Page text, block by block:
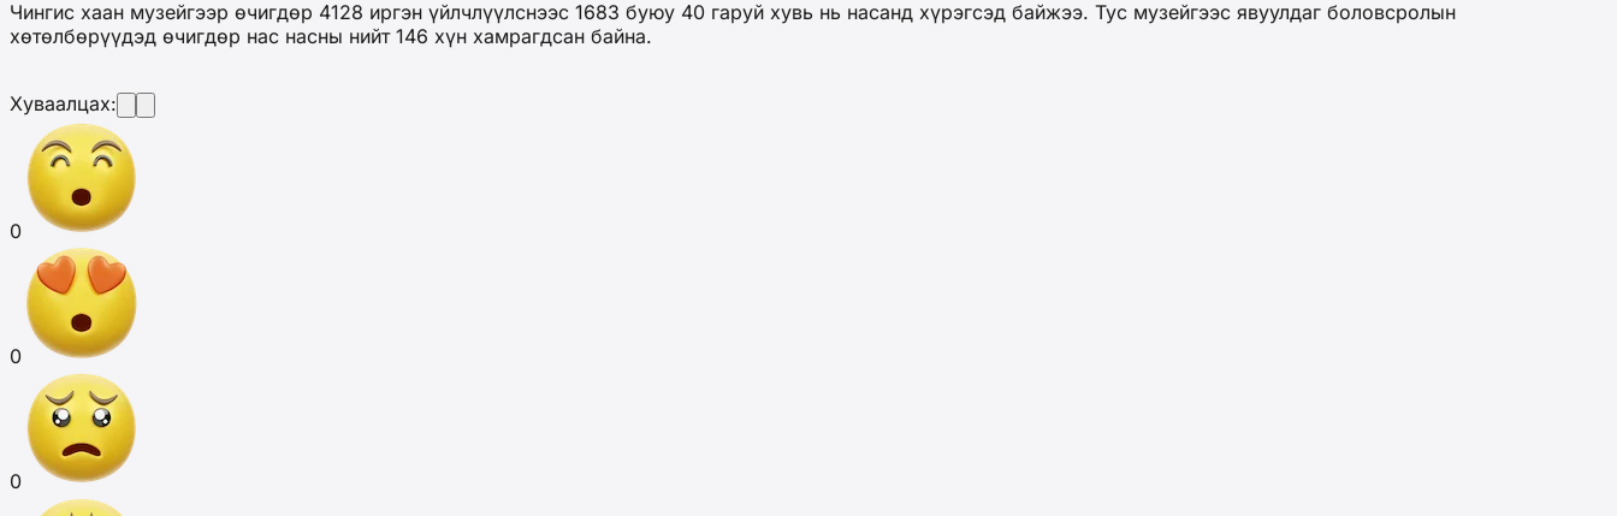
Чингис хаан музейгээр өчигдөр 4128 иргэн үйлчлүүлснээс 1683 буюу 40 гаруй хувь нь насанд хүрэгсэд байжээ. Тус музейгээс явуулдаг боловсролын
хөтөлбөрүүдэд өчигдөр нас насны нийт 146 хүн хамрагдсан байна.
Хуваалцах:
0
0
0